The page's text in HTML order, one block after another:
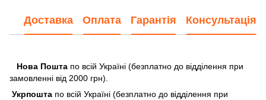
Доставка Оплата Гарантія Консультація
Нова Пошта по всій Україні (безплатно до відділення при
замовленні від 2000 грн).
Укрпошта по всій Україні (безплатно до відділення при